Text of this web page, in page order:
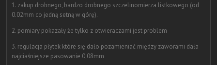
1. zakup drobnego, bardzo drobnego szczelinomierza listkowego (od
0.02mm co jedną setną w górę).
2. pomiary pokazały że tylko z otwieraczami jest problem
3. regulacja płytek które się dało pozamieniać między zaworami dała
najciaśniejsze pasowanie 0,08mm